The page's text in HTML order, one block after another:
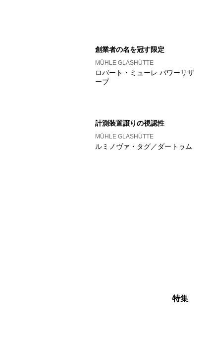
創業者の名を冠す限定
MÜHLE GLASHÜTTE
ロバート・ミューレ パワーリザ
ーブ
計測装置譲りの視認性
MÜHLE GLASHÜTTE
ルミノヴァ・タグ／ダートゥム
特集